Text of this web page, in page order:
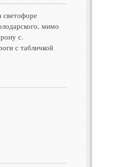
светофоре
мимо
с.
с табличкой